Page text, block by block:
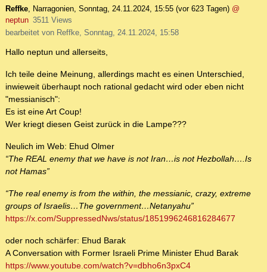
Reffke, Narragonien, Sonntag, 24.11.2024, 15:55 (vor 623 Tagen) @
neptun 3511 Views
bearbeitet von Reffke, Sonntag, 24.11.2024, 15:58
Hallo neptun und allerseits,
Ich teile deine Meinung, allerdings macht es einen Unterschied,
inwieweit überhaupt noch rational gedacht wird oder eben nicht
"messianisch":
Es ist eine Art Coup!
Wer kriegt diesen Geist zurück in die Lampe???
Neulich im Web: Ehud Olmer
“The REAL enemy that we have is not Iran…is not Hezbollah….Is
not Hamas”
“The real enemy is from the within, the messianic, crazy, extreme
groups of Israelis…The government…Netanyahu”
https://x.com/SuppressedNws/status/1851996246816284677
oder noch schärfer: Ehud Barak
A Conversation with Former Israeli Prime Minister Ehud Barak
https://www.youtube.com/watch?v=dbho6n3pxC4